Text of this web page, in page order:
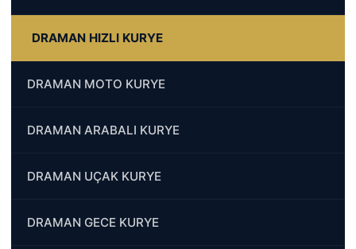
DRAMAN HIZLI KURYE
DRAMAN MOTO KURYE
DRAMAN ARABALI KURYE
DRAMAN UÇAK KURYE
DRAMAN GECE KURYE